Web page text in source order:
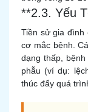
**2.3. Yếu
Tiền sử gia đình
cơ mắc bệnh.
dạng thấp,
phẫu (ví dụ:
thúc đẩy quá